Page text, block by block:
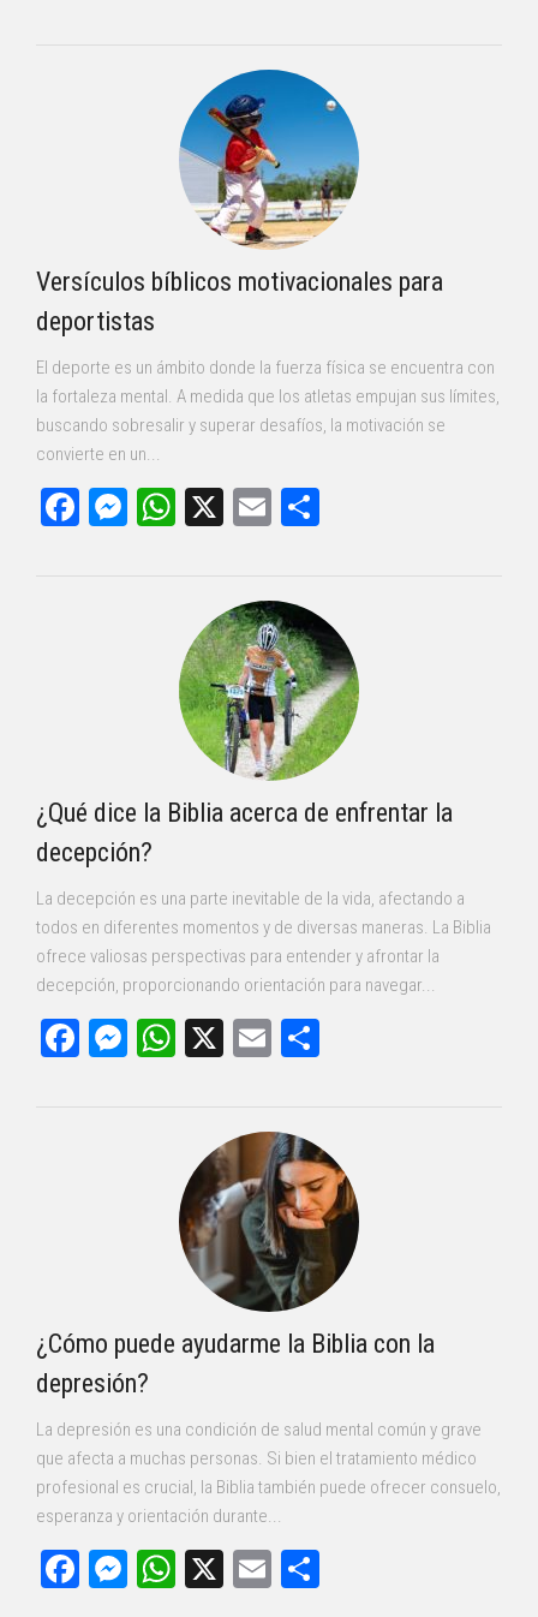
Versículos bíblicos motivacionales para
deportistas
El deporte es un ámbito donde la fuerza física se encuentra con
la fortaleza mental. A medida que los atletas empujan sus límites,
buscando sobresalir y superar desafíos, la motivación se
convierte en un...
Facebook
Messenger
WhatsApp
X Email
¿Qué dice la Biblia acerca de enfrentar la
decepción?
La decepción es una parte inevitable de la vida, afectando a
todos en diferentes momentos y de diversas maneras. La Biblia
ofrece valiosas perspectivas para entender y afrontar la
decepción, proporcionando orientación para navegar...
Facebook
Messenger
WhatsApp
X Email
¿Cómo puede ayudarme la Biblia con la
depresión?
La depresión es una condición de salud mental común y grave
que afecta a muchas personas. Si bien el tratamiento médico
profesional es crucial, la Biblia también puede ofrecer consuelo,
esperanza y orientación durante...
Facebook
Messenger
WhatsApp
X Email